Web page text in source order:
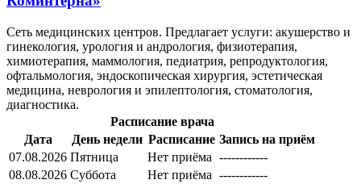
Сеть медицинских центров. Предлагает услуги: акушерство и
гинекология, урология и андрология, физиотерапия,
химиотерапия, маммология, педиатрия, репродуктология,
офтальмология, эндоскопическая хирургия, эстетическая
медицина, неврология и эпилептология, стоматология,
диагностика.
Расписание врача
Дата
День недели Расписание Запись на приём
07.08.2026 Пятница Нет приёма ------------
08.08.2026 Суббота Нет приёма ------------